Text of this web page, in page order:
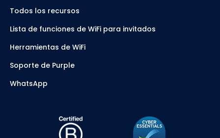
Todos los recursos
Lista de funciones de WiFi para invitados
Herramientas de WiFi
Soporte de Purple
WhatsApp